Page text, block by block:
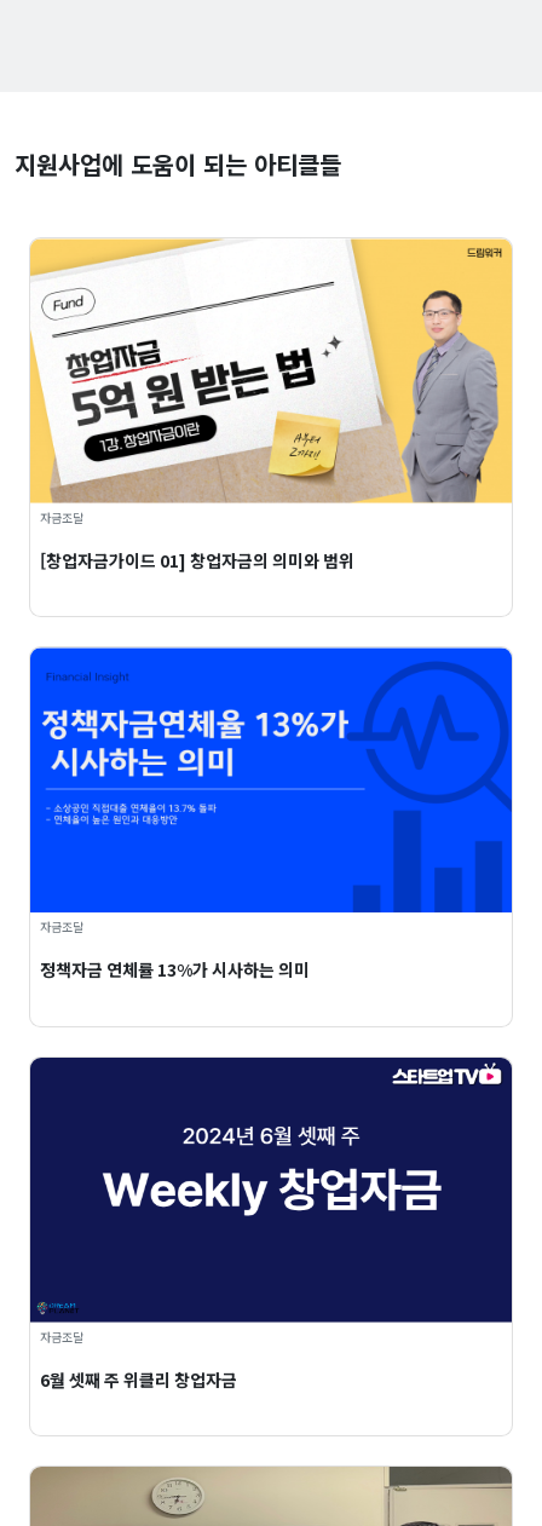
지원사업에 도움이 되는 아티클들
자금조달
[창업자금가이드 01] 창업자금의 의미와 범위
자금조달
정책자금 연체률 13%가 시사하는 의미
자금조달
6월 셋째 주 위클리 창업자금